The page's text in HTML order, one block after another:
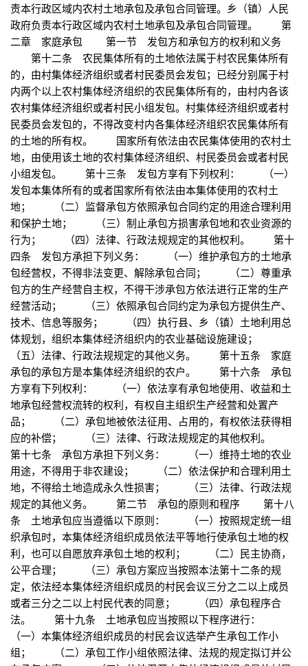
责本行政区域内农村土地承包及承包合同管理。乡（镇）人民
政府负责本行政区域内农村土地承包及承包合同管理。 第
二章 家庭承包 第一节 发包方和承包方的权利和义务
第十二条 农民集体所有的土地依法属于村农民集体所有
的，由村集体经济组织或者村民委员会发包；已经分别属于村
内两个以上农村集体经济组织的农民集体所有的，由村内各该
农村集体经济组织或者村民小组发包。村集体经济组织或者村
民委员会发包的，不得改变村内各集体经济组织农民集体所有
的土地的所有权。 国家所有依法由农民集体使用的农村土
地，由使用该土地的农村集体经济组织、村民委员会或者村民
小组发包。 第十三条 发包方享有下列权利： （一）
发包本集体所有的或者国家所有依法由本集体使用的农村土
地； （二）监督承包方依照承包合同约定的用途合理利用
和保护土地； （三）制止承包方损害承包地和农业资源的
行为； （四）法律、行政法规规定的其他权利。 第十
四条 发包方承担下列义务： （一）维护承包方的土地承
包经营权，不得非法变更、解除承包合同； （二）尊重承
包方的生产经营自主权，不得干涉承包方依法进行正常的生产
经营活动； （三）依照承包合同约定为承包方提供生产、
技术、信息等服务； （四）执行县、乡（镇）土地利用总
体规划，组织本集体经济组织内的农业基础设施建设；
（五）法律、行政法规规定的其他义务。 第十五条 家庭
承包的承包方是本集体经济组织的农户。 第十六条 承包
方享有下列权利： （一）依法享有承包地使用、收益和土
地承包经营权流转的权利，有权自主组织生产经营和处置产
品； （二）承包地被依法征用、占用的，有权依法获得相
应的补偿； （三）法律、行政法规规定的其他权利。
第十七条 承包方承担下列义务： （一）维持土地的农业
用途，不得用于非农建设； （二）依法保护和合理利用土
地，不得给土地造成永久性损害； （三）法律、行政法规
规定的其他义务。 第二节 承包的原则和程序 第十八
条 土地承包应当遵循以下原则： （一）按照规定统一组
织承包时，本集体经济组织成员依法平等地行使承包土地的权
利，也可以自愿放弃承包土地的权利； （二）民主协商，
公平合理； （三）承包方案应当按照本法第十二条的规
定，依法经本集体经济组织成员的村民会议三分之二以上成员
或者三分之二以上村民代表的同意； （四）承包程序合
法。 第十九条 土地承包应当按照以下程序进行：
（一）本集体经济组织成员的村民会议选举产生承包工作小
组； （二）承包工作小组依照法律、法规的规定拟订并公